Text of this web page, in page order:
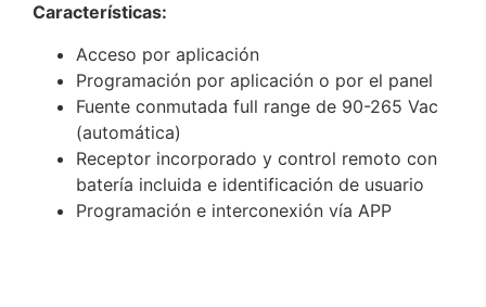
Características:
Acceso por aplicación
Programación por aplicación o por el panel
Fuente conmutada full range de 90-265 Vac
(automática)
Receptor incorporado y control remoto con
batería incluida e identificación de usuario
Programación e interconexión vía APP